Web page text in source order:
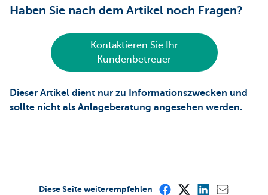
Haben Sie nach dem Artikel noch Fragen?
Kontaktieren Sie Ihr
Kundenbetreuer
Dieser Artikel dient nur zu Informationszwecken und
sollte nicht als Anlageberatung angesehen werden.
Diese Seite weiterempfehlen